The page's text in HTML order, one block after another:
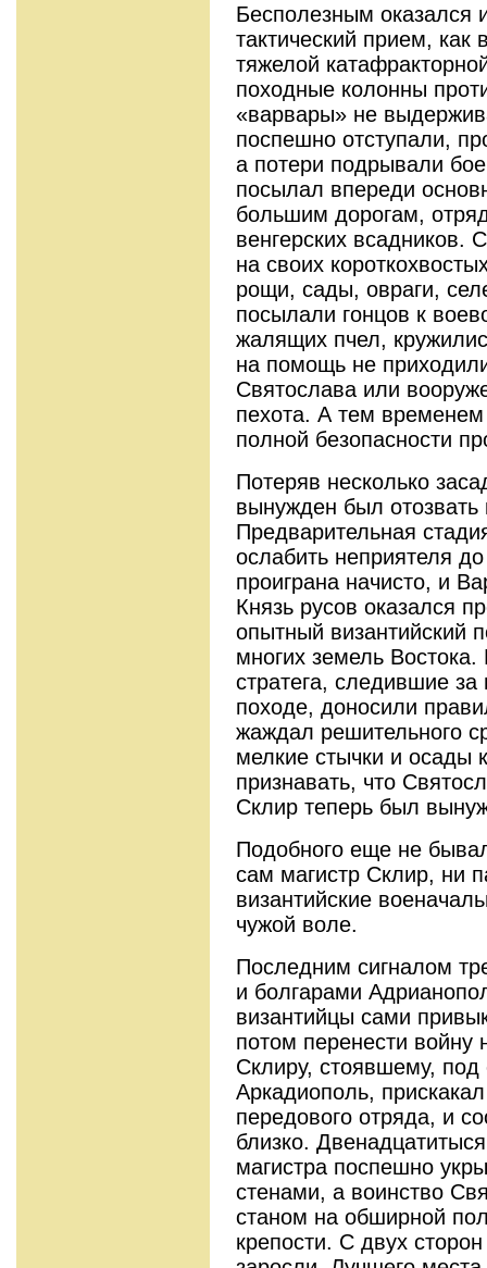
Бесполезным оказался
тактический прием, как
тяжелой
походные колонны
«варвары» не
поспешно отступали,
а потери подрывали
посылал впереди
большим дорогам,
венгерских всадников.
на своих
рощи, сады, овраги,
посылали гонцов к
жалящих пчел,
на помощь не
Святослава или
пехота. А тем
полной безопасности
Потеряв несколько
вынужден был отозвать
Предварительная
ослабить неприятеля
проиграна начисто, и
Князь русов оказался
опытный византийский
многих земель Востока.
стратега, следившие
походе, доносили
жаждал решительного
мелкие стычки и осады
признавать, что
Склир теперь был
Подобного еще не
сам магистр Склир, ни
византийские
чужой воле.
Последним сигналом
и болгарами
византийцы сами
потом перенести
Склиру, стоявшему, под
Аркадиополь,
передового отряда, и
близко.
магистра поспешно
стенами, а воинство
станом на обширной
крепости. С двух